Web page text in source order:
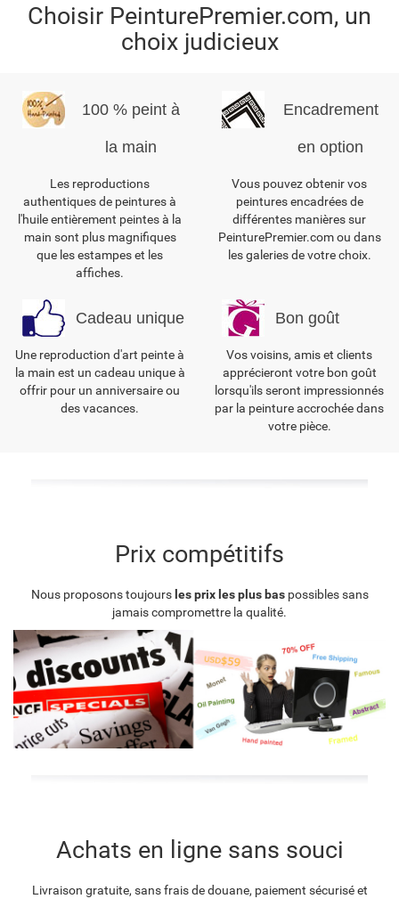
Choisir PeinturePremier.com, un
choix judicieux
100 % peint à
la main
Les reproductions
authentiques de peintures à
l'huile entièrement peintes à la
main sont plus magnifiques
que les estampes et les
affiches.
Encadrement
en option
Vous pouvez obtenir vos
peintures encadrées de
différentes manières sur
PeinturePremier.com ou dans
les galeries de votre choix.
Cadeau unique
Une reproduction d'art peinte à
la main est un cadeau unique à
offrir pour un anniversaire ou
des vacances.
Bon goût
Vos voisins, amis et clients
apprécieront votre bon goût
lorsqu'ils seront impressionnés
par la peinture accrochée dans
votre pièce.
Prix compétitifs
Nous proposons toujours les prix les plus baspossibles sans
jamais compromettre la qualité.
Achats en ligne sans souci
Livraison gratuite, sans frais de douane, paiement sécurisé et